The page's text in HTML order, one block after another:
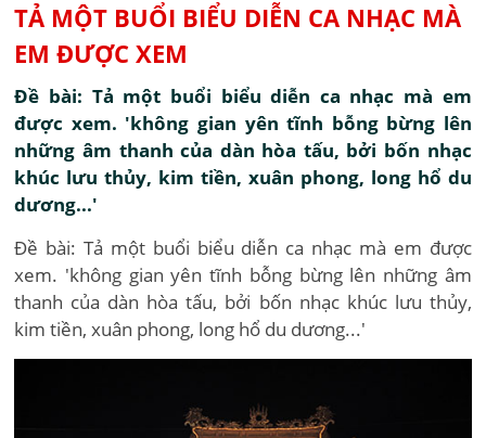
TẢ MỘT BUỔI BIỂU DIỄN CA NHẠC MÀ
EM ĐƯỢC XEM
Đề bài: Tả một buổi biểu diễn ca nhạc mà em
được xem. 'không gian yên tĩnh bỗng bừng lên
những âm thanh của dàn hòa tấu, bởi bốn nhạc
khúc lưu thủy, kim tiền, xuân phong, long hổ du
dương...'
Đề bài: Tả một buổi biểu diễn ca nhạc mà em được
xem. 'không gian yên tĩnh bỗng bừng lên những âm
thanh của dàn hòa tấu, bởi bốn nhạc khúc lưu thủy,
kim tiền, xuân phong, long hổ du dương...'